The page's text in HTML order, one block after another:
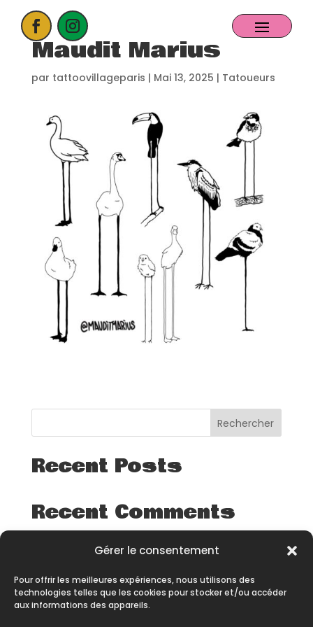
Gérer le consentement
Pour offrir les meilleures expériences, nous utilisons des
technologies telles que les cookies pour stocker et/ou accéder
aux informations des appareils.
ACCUEIL
PROCHAIN EVENT
CANDIDATER
NOS EXPOSANTS
CONTACT
PARTENAIRES
Maudit Marius
par tattoovillageparis | Mai 13, 2025 | Tatoueurs
Rechercher
Recent Posts
Recent Comments